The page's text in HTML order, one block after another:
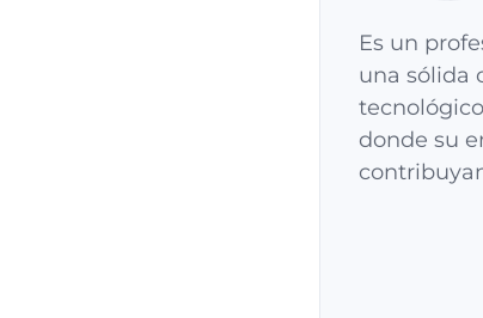
Es un
una sólida
donde su